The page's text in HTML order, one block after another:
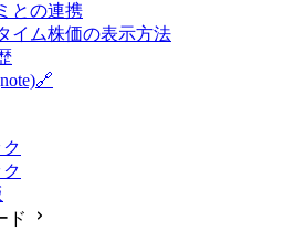
との連携
イム株価の表示方法
ド